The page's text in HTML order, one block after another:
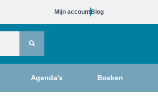
Mijn account Blog
Agenda's Boeken